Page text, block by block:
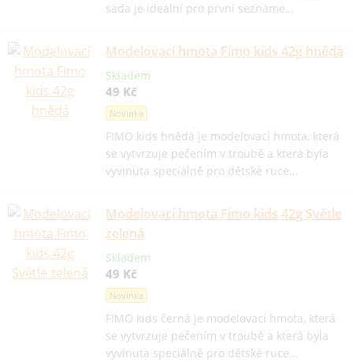
sada je ideální pro první seznáme…
Modelovací hmota Fimo kids 42g hnědá
Skladem
49 Kč
Novinka
FIMO kids hnědá je modelovací hmota, která
se vytvrzuje pečením v troubě a která byla
vyvinuta speciálně pro dětské ruce…
Modelovací hmota Fimo kids 42g Světle
zelená
Skladem
49 Kč
Novinka
FIMO kids černá je modelovací hmota, která
se vytvrzuje pečením v troubě a která byla
vyvinuta speciálně pro dětské ruce…